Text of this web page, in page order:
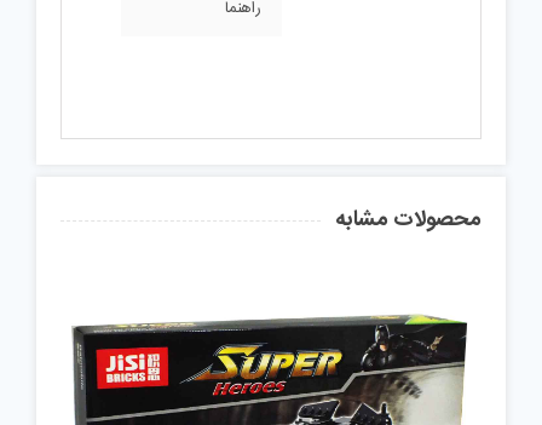
راهنما
محصولات مشابه